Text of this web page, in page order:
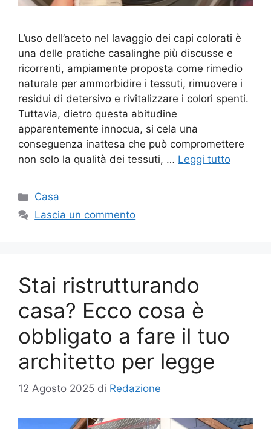
L’uso dell’aceto nel lavaggio dei capi colorati è
una delle pratiche casalinghe più discusse e
ricorrenti, ampiamente proposta come rimedio
naturale per ammorbidire i tessuti, rimuovere i
residui di detersivo e rivitalizzare i colori spenti.
Tuttavia, dietro questa abitudine
apparentemente innocua, si cela una
conseguenza inattesa che può compromettere
non solo la qualità dei tessuti, … Leggi tutto
Categorie
Casa
Lascia un commento
Stai ristrutturando
casa? Ecco cosa è
obbligato a fare il tuo
architetto per legge
12 Agosto 2025 di Redazione